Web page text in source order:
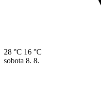
28 °C 16 °C
sobota 8. 8.